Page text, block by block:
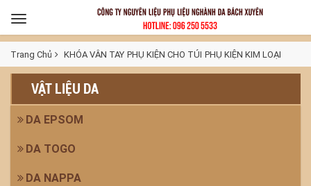
Toggle
navigation
Trang Chủ KHÓA VÂN TAY PHỤ KIỆN CHO TÚI PHỤ KIỆN KIM LOẠI
VẬT LIỆU DA
DA EPSOM
DA TOGO
DA NAPPA